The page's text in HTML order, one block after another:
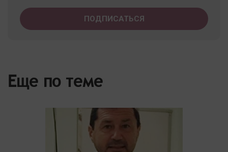
Еще по теме